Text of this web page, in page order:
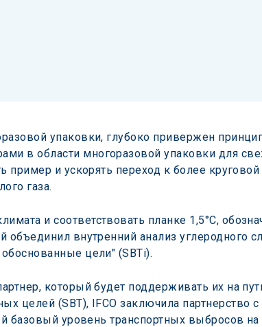
упаковки, глубоко привержен
в области многоразовой упаковки для
пример и ускорять переход к более
газа.
и соответствовать планке 1,5°C,
объединил внутренний анализ
цели" (SBTi).
который будет поддерживать их на
целей (SBT), IFCO заключила партнерство
базовый уровень транспортных выбросов